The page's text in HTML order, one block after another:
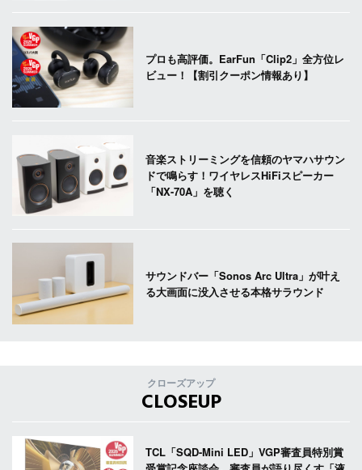
プロも高評価。EarFun「Clip2」全方位レ
ビュー！【割引クーポン情報あり】
音楽ストリーミングを信頼のヤマハサウン
ドで鳴らす！ワイヤレスHiFiスピーカー
「NX-70A」を聴く
サウンドバー「Sonos Arc Ultra」が叶え
る大画面に没入させる本格サラウンド
クローズアップ
CLOSEUP
TCL「SQD-Mini LED」VGP審査員特別賞